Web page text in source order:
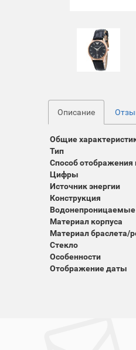
Описание
Общие
Тип
Способ отображения
Цифры
Источник энергии
Конструкция
Водонепроницаемые
Материал корпуса
Материал браслета/
Стекло
Особенности
Отображение даты